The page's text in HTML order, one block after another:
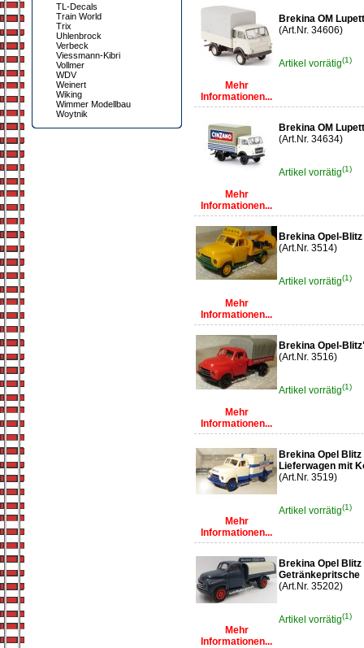
TL-Decals
Train World
Trix
Uhlenbrock
Verbeck
Viessmann-Kibri
Vollmer
WDV
Weinert
Wiking
Wimmer Modellbau
Woytnik
Mehr
Informationen...
Brekina OM
(Art.Nr. 34606)
Artikel vorrätig(1)
Mehr
Informationen...
Brekina OM
(Art.Nr. 34634)
Artikel vorrätig(1)
Mehr
Informationen...
Brekina Opel-
(Art.Nr. 3514)
Artikel vorrätig(1)
Mehr
Informationen...
Brekina Opel-
(Art.Nr. 3516)
Artikel vorrätig(1)
Mehr
Informationen...
Brekina Opel
Lieferwagen mit
(Art.Nr. 3519)
Artikel vorrätig(1)
Mehr
Informationen...
Brekina Opel
Getränkepritsche
(Art.Nr. 35202)
Artikel vorrätig(1)